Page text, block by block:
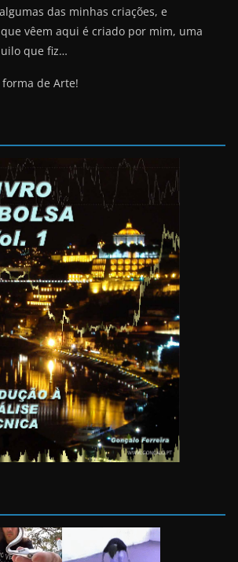
das minhas criações, e
vêem aqui é criado por mim, uma
que fiz…
de Arte!